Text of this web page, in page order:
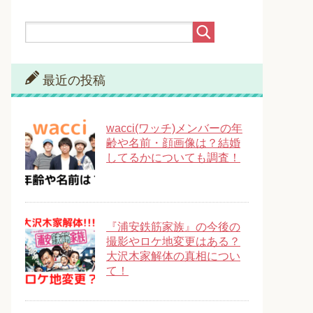
最近の投稿
wacci(ワッチ)メンバーの年
齢や名前・顔画像は？結婚
してるかについても調査！
『浦安鉄筋家族』の今後の
撮影やロケ地変更はある？
大沢木家解体の真相につい
て！